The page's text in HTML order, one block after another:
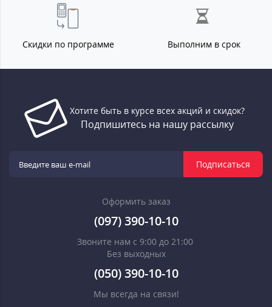
Скидки по программе Выполним в срок
Хотите быть в курсе всех акций и скидок?
Подпишитесь на нашу рассылку
Подписаться
Оформить заказ
(097) 390-10-10
Звоните нам с 9:00 до 21:00
Без выходных
(050) 390-10-10
Мы всегда на связи!